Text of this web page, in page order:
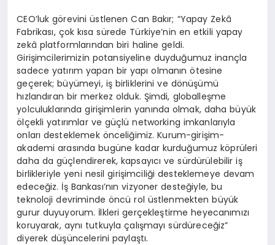
CEO’luk görevini üstlenen Can Bakır; “Yapay Zekâ
Fabrikası, çok kısa sürede Türkiye’nin en etkili yapay
zekâ platformlarından biri haline geldi.
Girişimcilerimizin potansiyeline duyduğumuz inançla
sadece yatırım yapan bir yapı olmanın ötesine
geçerek; büyümeyi, iş birliklerini ve dönüşümü
hızlandıran bir merkez olduk. Şimdi, globalleşme
yolculuklarında girişimlerin yanında olmak, daha büyük
ölçekli yatırımlar ve güçlü networking imkanlarıyla
onları desteklemek önceliğimiz. Kurum-girişim-
akademi arasında bugüne kadar kurduğumuz köprüleri
daha da güçlendirerek, kapsayıcı ve sürdürülebilir iş
birlikleriyle yeni nesil girişimciliği desteklemeye devam
edeceğiz. İş Bankası’nın vizyoner desteğiyle, bu
teknoloji devriminde öncü rol üstlenmekten büyük
gurur duyuyorum. İlkleri gerçekleştirme heyecanımızı
koruyarak, aynı tutkuyla çalışmayı sürdüreceğiz”
diyerek düşüncelerini paylaştı.